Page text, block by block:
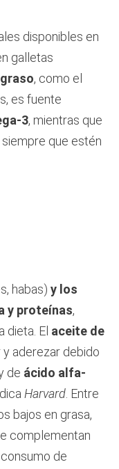
disponibles en
galletas
, como el
es fuente
3, mientras que
que estén
habas) y los
y proteínas,
El aceite de
aderezar debido
de ácido alfa-
Harvard. Entre
bajos en grasa,
complementan
de